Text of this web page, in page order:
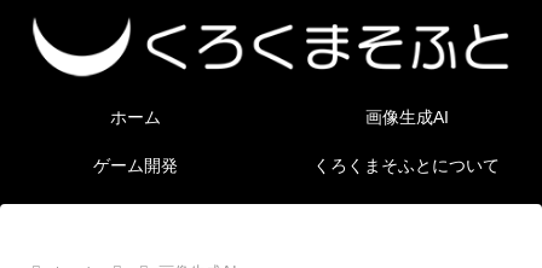
ホーム 画像生成AI
ゲーム開発 くろくまそふとについて